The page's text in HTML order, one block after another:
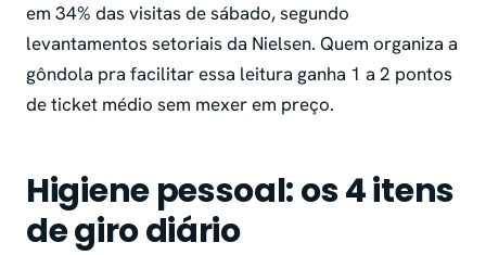
em 34% das visitas de sábado, segundo
levantamentos setoriais da Nielsen. Quem organiza a
gôndola pra facilitar essa leitura ganha 1 a 2 pontos
de ticket médio sem mexer em preço.
Higiene pessoal: os 4 itens
de giro diário